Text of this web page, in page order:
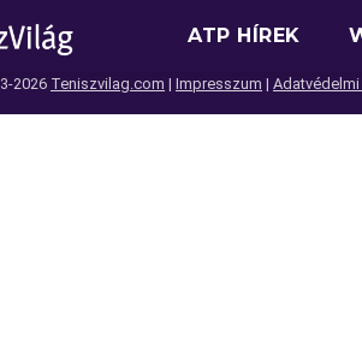
ATP HÍREK
2026 Teniszvilag.com | Impresszum |